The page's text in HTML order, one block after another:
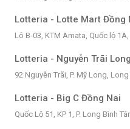
Lotteria - Lotte Mart Đồng
Lô B-03, KTM Amata, Quốc lộ
Lotteria - Nguyễn Trãi
92 Nguyễn Trãi, P. Mỹ Long,
Lotteria - Big C Đồng Nai
Quốc Lộ 51, KP 1, P. Long Bình